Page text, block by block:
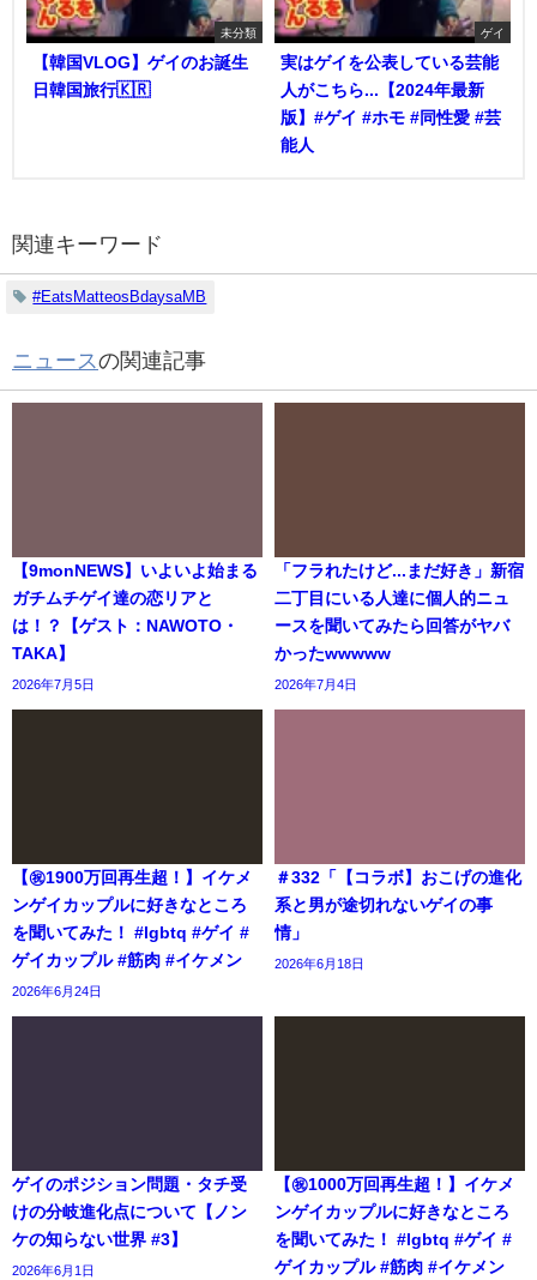
未分類
【韓国VLOG】ゲイのお誕生
日韓国旅行🇰🇷
ゲイ
実はゲイを公表している芸能
人がこちら...【2024年最新
版】#ゲイ #ホモ #同性愛 #芸
能人
関連キーワード
#EatsMatteosBdaysaMB
ニュース の関連記事
【9monNEWS】いよいよ始まる
ガチムチゲイ達の恋リアと
は！？【ゲスト：NAWOTO・
TAKA】
2026年7月5日
「フラれたけど...まだ好き」新宿
二丁目にいる人達に個人的ニュ
ースを聞いてみたら回答がヤバ
かったwwwww
2026年7月4日
【㊗️1900万回再生超！】イケメ
ンゲイカップルに好きなところ
を聞いてみた！ #lgbtq #ゲイ #
ゲイカップル #筋肉 #イケメン
2026年6月24日
＃332「【コラボ】おこげの進化
系と男が途切れないゲイの事
情」
2026年6月18日
ゲイのポジション問題・タチ受
けの分岐進化点について【ノン
ケの知らない世界 #3】
2026年6月1日
【㊗️1000万回再生超！】イケメ
ンゲイカップルに好きなところ
を聞いてみた！ #lgbtq #ゲイ #
ゲイカップル #筋肉 #イケメン